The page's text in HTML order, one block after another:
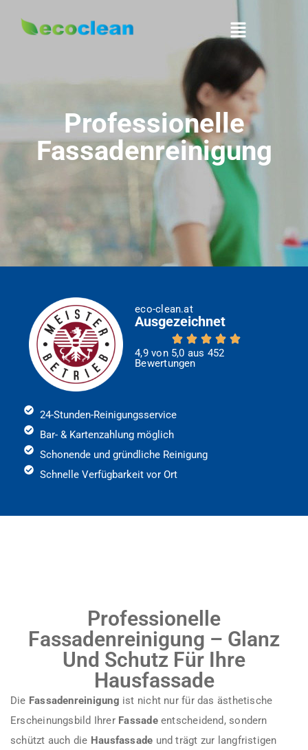
Professionelle
Fassadenreinigung
eco-clean.at
Ausgezeichnet
4,9 von 5,0 aus 452
Bewertungen
24-Stunden-Reinigungsservice
Bar- & Kartenzahlung möglich
Schonende und gründliche Reinigung
Schnelle Verfügbarkeit vor Ort
Professionelle
Fassadenreinigung – Glanz
Und Schutz Für Ihre
Hausfassade
Die Fassadenreinigung ist nicht nur für das ästhetische
Erscheinungsbild Ihrer Fassadeentscheidend, sondern
schützt auch die Hausfassade und trägt zur langfristigen